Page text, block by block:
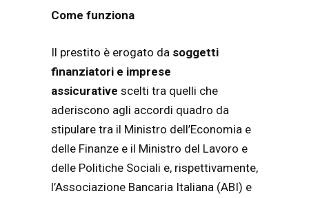
Come funziona
Il prestito è erogato da soggetti
finanziatori e imprese
assicurative scelti tra quelli che
aderiscono agli accordi quadro da
stipulare tra il Ministro dell’Economia e
delle Finanze e il Ministro del Lavoro e
delle Politiche Sociali e, rispettivamente,
l’Associazione Bancaria Italiana (ABI) e